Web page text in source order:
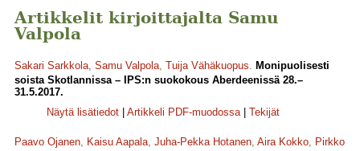
Artikkelit kirjoittajalta Samu
Valpola
Sakari Sarkkola, Samu Valpola, Tuija Vähäkuopus. Monipuolisesti
soista Skotlannissa – IPS:n suokokous Aberdeenissä 28.–
31.5.2017.
Näytä lisätiedot
Artikkeli PDF-muodossa| Tekijät
Paavo Ojanen, Kaisu Aapala, Juha-Pekka Hotanen, Aira Kokko, Pirkko